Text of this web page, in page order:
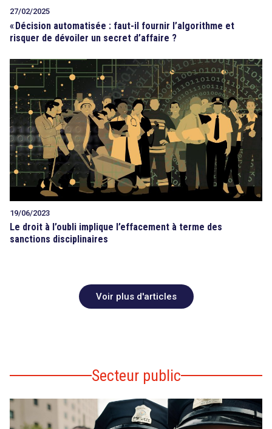
27/02/2025
«Décision automatisée : faut-il fournir l’algorithme et
risquer de dévoiler un secret d’affaire ?
19/06/2023
Le droit à l’oubli implique l’effacement à terme des
sanctions disciplinaires
Voir plus d'articles
Secteur public